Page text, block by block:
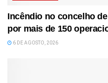
Incêndio no concelho
por mais de 150
6 DE AGOSTO, 2026